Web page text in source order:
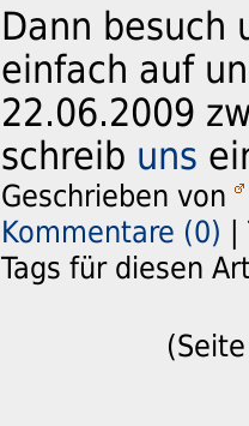
Dann besuch
einfach auf
22.06.2009
schreib uns
Geschrieben von
Kommentare (0) |
Tags für diesen